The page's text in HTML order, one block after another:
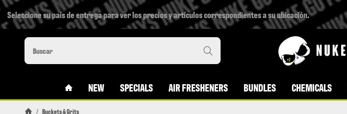
Seleccione su país de entrega para ver los precios y artículos correspondientes a su ubicación.
#CUSTOM.LINKHOME#
NEW SPECIALS AIR FRESHENERS BUNDLES CHEMICALS
/ Buckets & Grits